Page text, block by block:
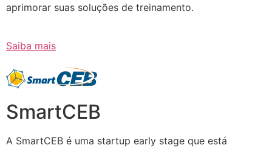
aprimorar suas soluções de treinamento.
Saiba mais
SmartCEB
A SmartCEB é uma startup early stage que está